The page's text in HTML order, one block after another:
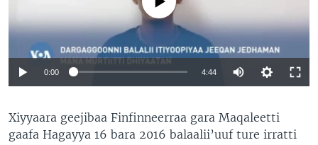
0:00 4:44
Xiyyaara geejibaa Finfinneerraa gara Maqaleetti
gaafa Hagayya 16 bara 2016 balaalii’uuf ture irratti